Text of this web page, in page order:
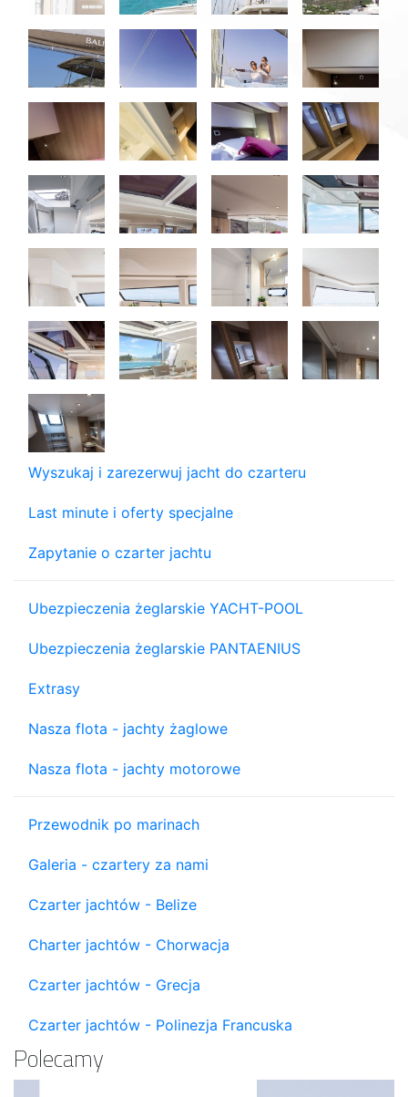
Wyszukaj i zarezerwuj jacht do czarteru
Last minute i oferty specjalne
Zapytanie o czarter jachtu
Ubezpieczenia żeglarskie YACHT-POOL
Ubezpieczenia żeglarskie PANTAENIUS
Extrasy
Nasza flota - jachty żaglowe
Nasza flota - jachty motorowe
Przewodnik po marinach
Galeria - czartery za nami
Czarter jachtów - Belize
Charter jachtów - Chorwacja
Czarter jachtów - Grecja
Czarter jachtów - Polinezja Francuska
Polecamy